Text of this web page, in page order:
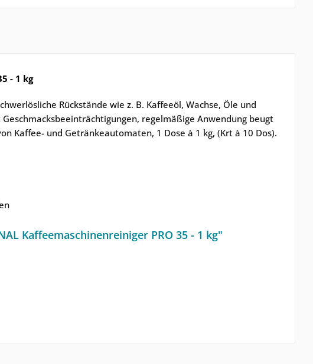
- 1 kg
Rückstände wie z. B. Kaffeeöl, Wachse, Öle und
regelmäßige Anwendung beugt
Kaffee- und Getränkeautomaten, 1 Dose à 1 kg, (Krt à 10 Dos).
Kaffeemaschinenreiniger PRO 35 - 1 kg"